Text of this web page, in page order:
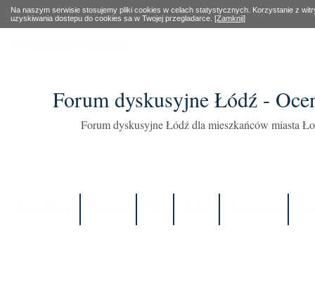
Na naszym serwisie stosujemy pliki cookies w celach statystycznych. Korzystanie z
uzyskiwania dostepu do cookies sa w Twojej przegladarce. [Zamknij]
Forum dyskusyjne Łódź -
Forum dyskusyjne Łódź dla mieszkańców miasta